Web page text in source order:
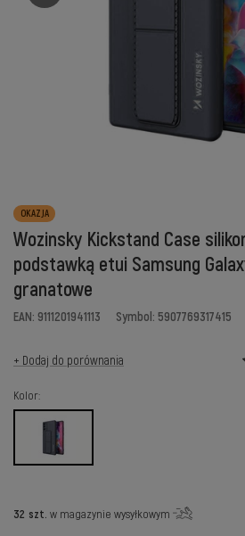
OKAZJA
Wozinsky Kickstand Case
podstawką etui Samsung
granatowe
EAN: 9111201941113 Symbol: 5907769317415
+ Dodaj do porównania
Kolor
32 szt. w magazynie wysyłkowym